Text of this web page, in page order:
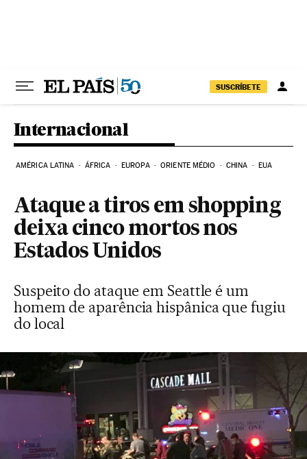
SUSCRÍBETE
Internacional
AMÉRICA LATINA ÁFRICA EUROPA ORIENTE MÉDIO CHINA EUA
Ataque a tiros em shopping
deixa cinco mortos nos
Estados Unidos
Suspeito do ataque em Seattle é um
homem de aparência hispânica que fugiu
do local